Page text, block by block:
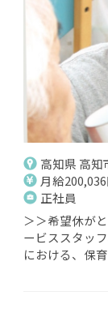
高知県 高知
月給
正社員
＞＞希望休が
ービススタッ
における、保